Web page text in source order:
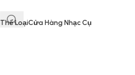
Thể LoạiCửa Hàng Nhạc Cụ